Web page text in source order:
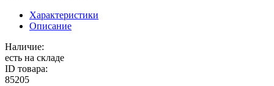
Характеристики
Описание
Наличие:
есть на складе
ID товара:
85205